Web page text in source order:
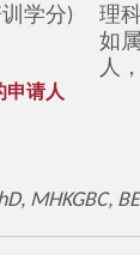
学分)
理
如
人
申请人
MHKGBC,